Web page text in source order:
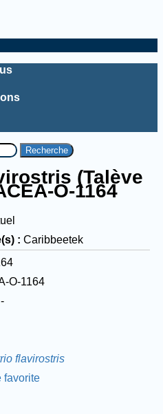
Recherche
(Talève
O-1164
Caribbeetek
O-1164
-
flavirostris
favorite